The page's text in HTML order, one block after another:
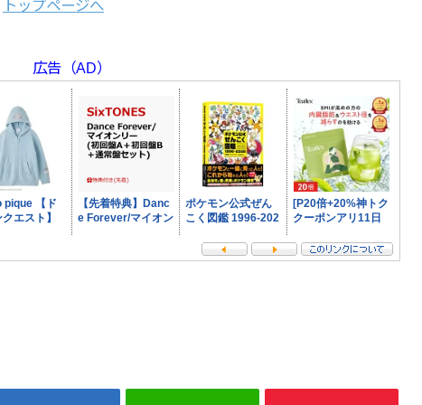
トップページへ
広告（AD）